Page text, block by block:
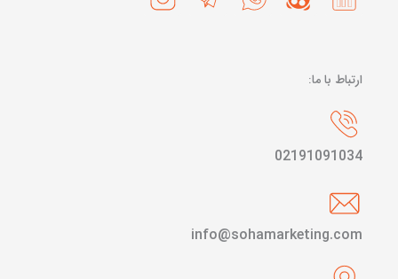
ارتباط با ما:
02191091034
info@sohamarketing.com